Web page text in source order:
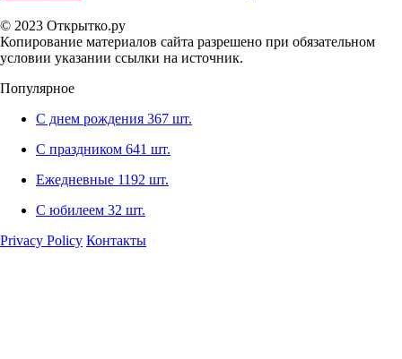
© 2023 Открытко.ру
Копирование материалов сайта разрешено при обязательном
условии указании ссылки на источник.
Популярное
С днем рождения 367 шт.
С праздником 641 шт.
Ежедневные 1192 шт.
С юбилеем 32 шт.
Privacy Policy Контакты